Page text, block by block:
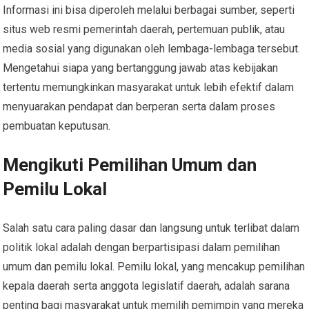
Informasi ini bisa diperoleh melalui berbagai sumber, seperti
situs web resmi pemerintah daerah, pertemuan publik, atau
media sosial yang digunakan oleh lembaga-lembaga tersebut.
Mengetahui siapa yang bertanggung jawab atas kebijakan
tertentu memungkinkan masyarakat untuk lebih efektif dalam
menyuarakan pendapat dan berperan serta dalam proses
pembuatan keputusan.
Mengikuti Pemilihan Umum dan
Pemilu Lokal
Salah satu cara paling dasar dan langsung untuk terlibat dalam
politik lokal adalah dengan berpartisipasi dalam pemilihan
umum dan pemilu lokal. Pemilu lokal, yang mencakup pemilihan
kepala daerah serta anggota legislatif daerah, adalah sarana
penting bagi masyarakat untuk memilih pemimpin yang mereka